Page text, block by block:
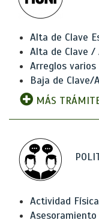
Alta de Clave
Alta de Clave /
Arreglos
Baja de Clave/
MÁS
Actividad